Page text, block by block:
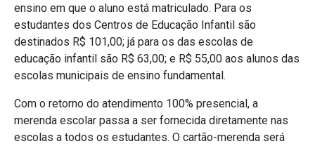
ensino em que o aluno está matriculado. Para os
estudantes dos Centros de Educação Infantil são
destinados R$ 101,00; já para os das escolas de
educação infantil são R$ 63,00; e R$ 55,00 aos alunos das
escolas municipais de ensino fundamental.
Com o retorno do atendimento 100% presencial, a
merenda escolar passa a ser fornecida diretamente nas
escolas a todos os estudantes. O cartão-merenda será